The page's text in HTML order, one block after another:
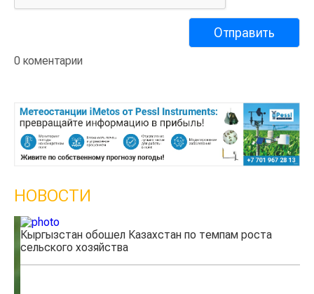
0 коментарии
НОВОСТИ
Кыргызстан обошел Казахстан по темпам роста
сельского хозяйства